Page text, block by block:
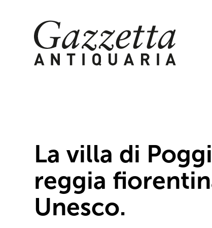
Skip
to
content
La villa di
reggia
Unesco.